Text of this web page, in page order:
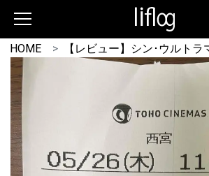
HOME 【レビュー】シン･ウルトラ